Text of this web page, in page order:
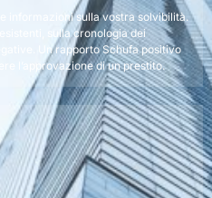
informazioni sulla vostra solvibilità.
sulla cronologia dei
Un rapporto Schufa positivo
l’approvazione di un prestito.